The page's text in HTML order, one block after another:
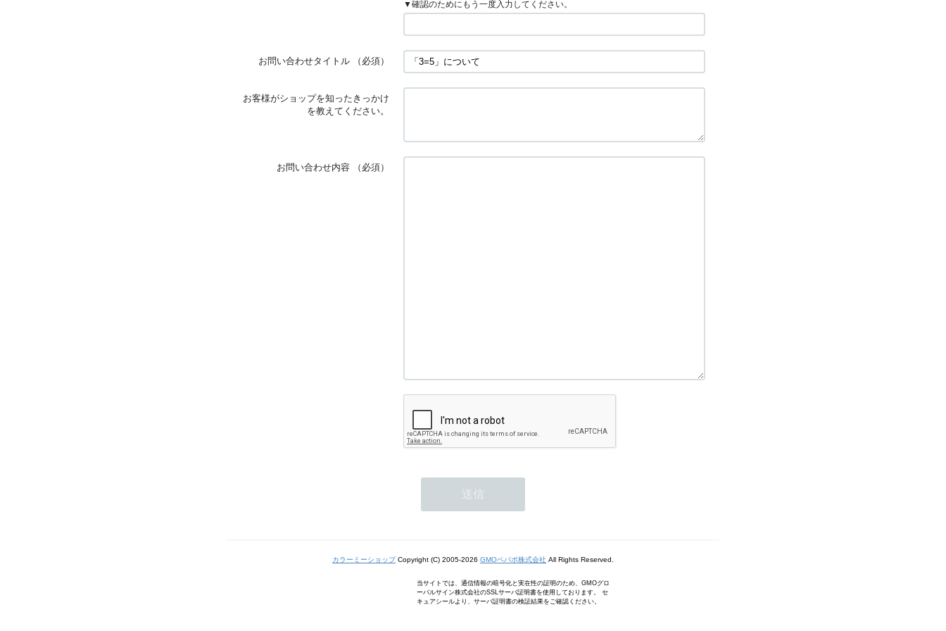
▼確認のためにもう一度入力してください。
お問い合わせタイトル （必須）
お客様がショップを知ったきっかけ
を教えてください。
お問い合わせ内容 （必須）
カラーミーショップCopyright (C) 2005-2026 GMOペパボ株式会社 All Rights Reserved.
当サイトでは、通信情報の暗号化と実在性の証明のため、GMOグロ
ーバルサイン株式会社のSSLサーバ証明書を使用しております。 セ
キュアシールより、サーバ証明書の検証結果をご確認ください。